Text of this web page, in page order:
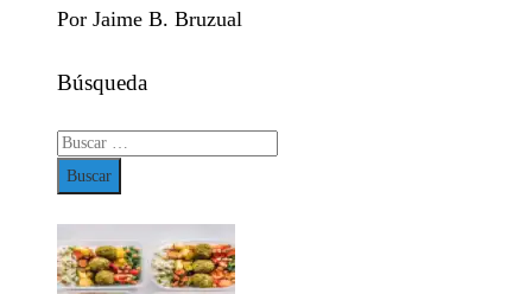
Por Jaime B. Bruzual
Búsqueda
Buscar: